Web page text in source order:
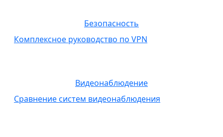
Безопасность
Комплексное руководство по VPN
Видеонаблюдение
Сравнение систем видеонаблюдения